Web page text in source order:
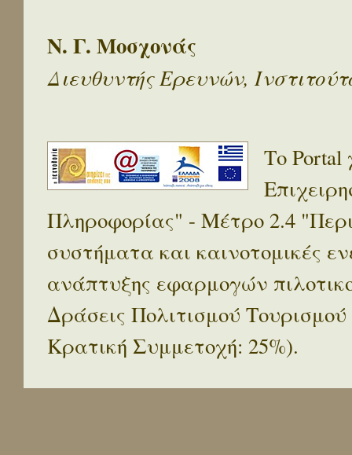
Ν. Γ. Μοσχονάς
Διευθυντής Ερευνών,
Το Portal
Πληροφορίας" - Μέτρο 2.4
συστήματα και καινοτομικές
ανάπτυξης εφαρμογών
Δράσεις Πολιτισμού
Κρατική Συμμετοχή: 25%).